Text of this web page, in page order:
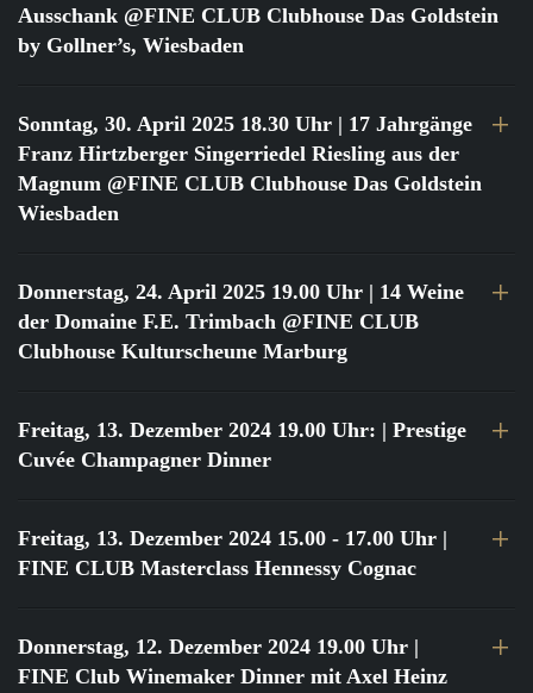
Ausschank @FINE CLUB Clubhouse Das Goldstein
by Gollner’s, Wiesbaden
Sonntag, 30. April 2025 18.30 Uhr | 17 Jahrgänge
Franz Hirtzberger Singerriedel Riesling aus der
Magnum @FINE CLUB Clubhouse Das Goldstein
Wiesbaden
Donnerstag, 24. April 2025 19.00 Uhr | 14 Weine
der Domaine F.E. Trimbach @FINE CLUB
Clubhouse Kulturscheune Marburg
Freitag, 13. Dezember 2024 19.00 Uhr: | Prestige
Cuvée Champagner Dinner
Freitag, 13. Dezember 2024 15.00 - 17.00 Uhr |
FINE CLUB Masterclass Hennessy Cognac
Donnerstag, 12. Dezember 2024 19.00 Uhr |
FINE Club Winemaker Dinner mit Axel Heinz